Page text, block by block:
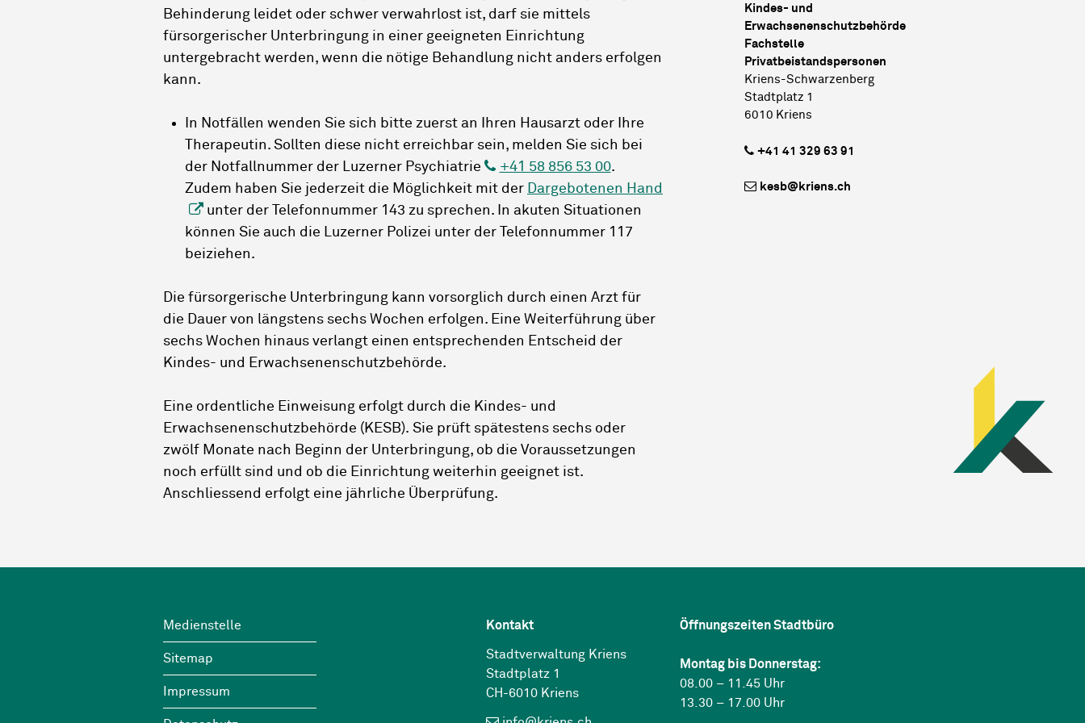
Behinderung leidet oder schwer verwahrlost ist, darf sie mittels
fürsorgerischer Unterbringung in einer geeigneten Einrichtung
untergebracht werden, wenn die nötige Behandlung nicht anders erfolgen
kann.
In Notfällen wenden Sie sich bitte zuerst an Ihren Hausarzt oder Ihre
Therapeutin. Sollten diese nicht erreichbar sein, melden Sie sich bei
der Notfallnummer der Luzerner Psychiatrie
+41 58 856 53 00.
Zudem haben Sie jederzeit die Möglichkeit mit der Dargebotenen Hand
unter der Telefonnummer 143 zu sprechen. In akuten Situationen
können Sie auch die Luzerner Polizei unter der Telefonnummer 117
beiziehen.
Die fürsorgerische Unterbringung kann vorsorglich durch einen Arzt für
die Dauer von längstens sechs Wochen erfolgen. Eine Weiterführung über
sechs Wochen hinaus verlangt einen entsprechenden Entscheid der
Kindes- und Erwachsenenschutzbehörde.
Eine ordentliche Einweisung erfolgt durch die Kindes- und
Erwachsenenschutzbehörde (KESB). Sie prüft spätestens sechs oder
zwölf Monate nach Beginn der Unterbringung, ob die Voraussetzungen
noch erfüllt sind und ob die Einrichtung weiterhin geeignet ist.
Anschliessend erfolgt eine jährliche Überprüfung.
Kindes- und
Erwachsenenschutzbehörde
Fachstelle
Privatbeistandspersonen
Kriens-Schwarzenberg
Stadtplatz 1
6010 Kriens
+41 41 329 63 91
kesb@kriens.ch
Wichtige Links
Medienstelle
Sitemap
Impressum
Kontakt
Stadtverwaltung Kriens
Stadtplatz 1
CH-6010 Kriens
Öffnungszeiten Stadtbüro
Montag bis Donnerstag:
08.00 – 11.45 Uhr
13.30 – 17.00 Uhr